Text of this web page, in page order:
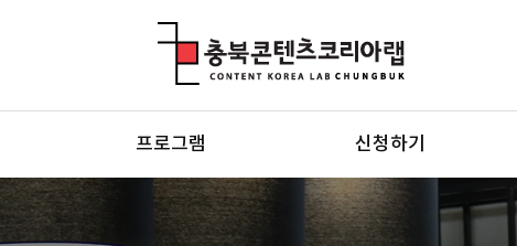
프로그램 신청하기